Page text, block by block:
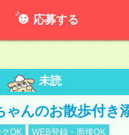
応募する
未読
ゃんのお散歩付き
OK WEB登録・面接OK